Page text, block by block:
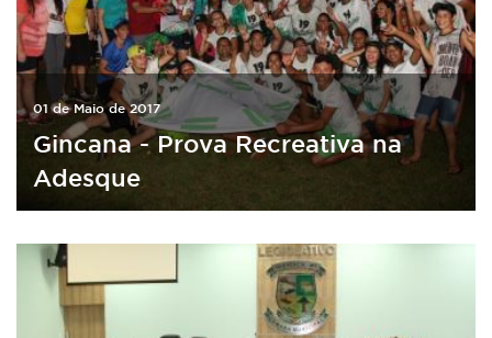
01 de Maio de 2017
Gincana - Prova Recreativa na
Adesque